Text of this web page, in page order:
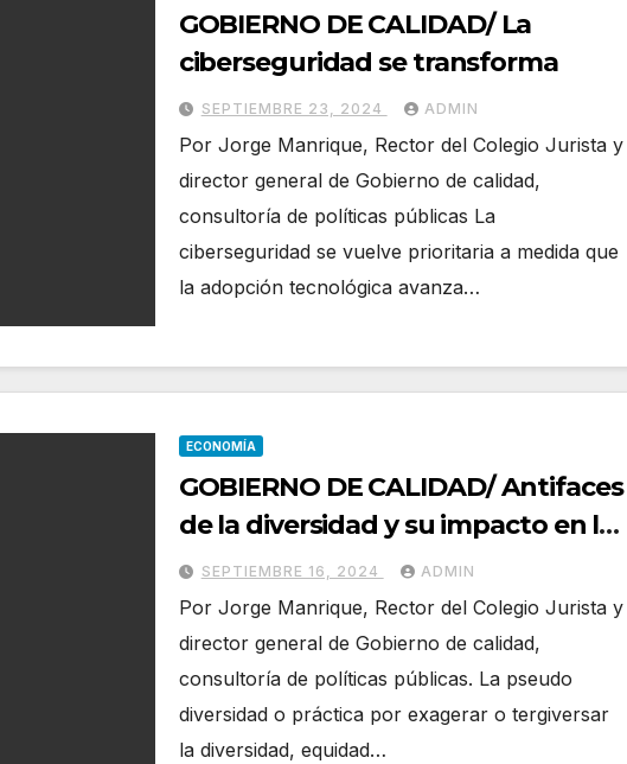
GOBIERNO DE CALIDAD/ La
ciberseguridad se transforma
SEPTIEMBRE 23, 2024 ADMIN
Por Jorge Manrique, Rector del Colegio Jurista y
director general de Gobierno de calidad,
consultoría de políticas públicas La
ciberseguridad se vuelve prioritaria a medida que
la adopción tecnológica avanza…
ECONOMÍA
GOBIERNO DE CALIDAD/ Antifaces
de la diversidad y su impacto en las
inversiones
SEPTIEMBRE 16, 2024 ADMIN
Por Jorge Manrique, Rector del Colegio Jurista y
director general de Gobierno de calidad,
consultoría de políticas públicas. La pseudo
diversidad o práctica por exagerar o tergiversar
la diversidad, equidad…